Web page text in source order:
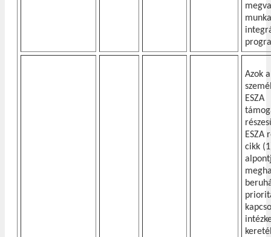
Azok a
ESZA
ESZA
cikk